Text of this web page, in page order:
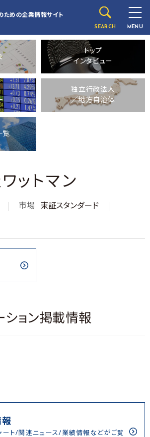
ための企業情報サイト
SEARCH MENU
トップ
インタビュー
独立行政法人
／地方自治体
覧
ットマン
市場
東証スタンダード
ション掲載情報
ート/関連ニュース/業績情報などがご覧